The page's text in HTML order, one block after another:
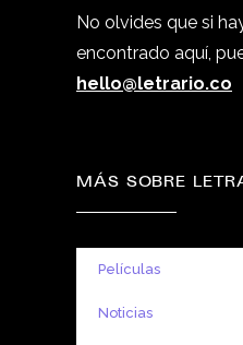
No olvides que si
encontrado aquí,
hello@letrario.co
MÁS SOBRE
Películas
Noticias